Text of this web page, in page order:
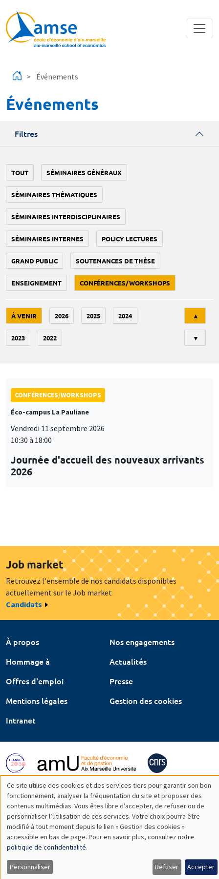
Événements
Événements
Filtres
TOUT SÉMINAIRES GÉNÉRAUX
SÉMINAIRES THÉMATIQUES
SÉMINAIRES INTERDISCIPLINAIRES
SÉMINAIRES INTERNES POLICY LECTURES
GRAND PUBLIC SOUTENANCES DE THÈSE
ENSEIGNEMENT CONFÉRENCES/WORKSHOPS
À VENIR 2026 2025 2024
2023 2022
▲
▼
CONFÉRENCES/WORKSHOPS
Éco-campus La Pauliane
Vendredi 11 septembre 2026
10:30 à 18:00
Journée d'accueil des nouveaux arrivants
2026
Job market
Retrouvez l'ensemble de nos candidats disponibles
actuellement sur le Job market
Candidats
À propos
Nos engagements
Hommage à
Actualités
Offres d'emploi
Presse
Mentions légales
Gestion des cookies
Intranet
Utilisation
des
données
personnelles
et
Ce site utilise des cookies et des services tiers pour garantir son bon
fonctionnement, analyser la fréquentation du site et proposer des
contenus multimédias. Vous êtes libre d’accepter, de refuser ou de
personnaliser l’utilisation de ces services. Votre choix pourra être
modifié à tout moment depuis le lien « Gestion des cookies »
accessible en bas de page. Pour en savoir plus, consultez notre
politique de confidentialité.
Personnaliser Refuser Accepter